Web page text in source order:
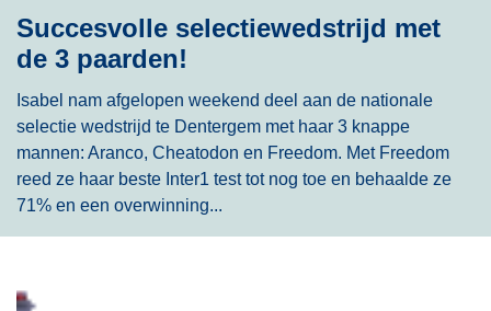
Succesvolle selectiewedstrijd met
de 3 paarden!
Isabel nam afgelopen weekend deel aan de nationale
selectie wedstrijd te Dentergem met haar 3 knappe
mannen: Aranco, Cheatodon en Freedom. Met Freedom
reed ze haar beste Inter1 test tot nog toe en behaalde ze
71% en een overwinning...